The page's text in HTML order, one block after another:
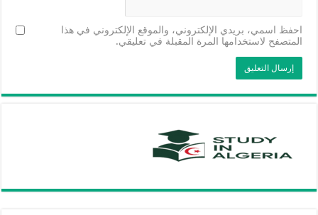
احفظ اسمي، بريدي الإلكتروني، والموقع الإلكتروني في هذا
المتصفح لاستخدامها المرة المقبلة في تعليقي.